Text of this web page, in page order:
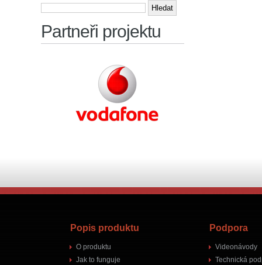
Vyhledávání
Partneři projektu
Popis produktu
O produktu
Jak to funguje
Podpora
Videonávody
Technická